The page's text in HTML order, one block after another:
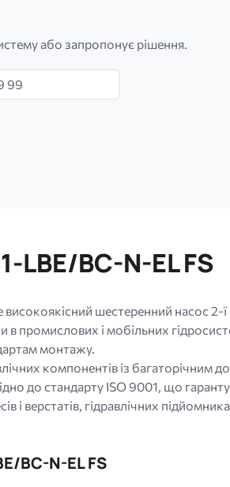
або запропонує рішення.
LBE/BC-N-EL FS
високоякісний шестеренний насос 2-
в промислових і мобільних
монтажу.
компонентів із багаторічним
до стандарту ISO 9001, що гарантує
верстатів, гідравлічних
BC-N-EL FS